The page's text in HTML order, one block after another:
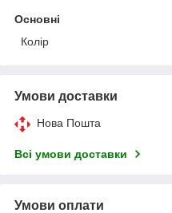
Основні
Колір
Умови доставки
Нова Пошта
Всі умови доставки
Умови оплати